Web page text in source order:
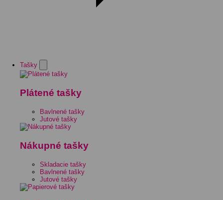
Tašky
Plátené tašky
Bavlnené tašky
Jutové tašky
Nákupné tašky
Skladacie tašky
Bavlnené tašky
Jutové tašky